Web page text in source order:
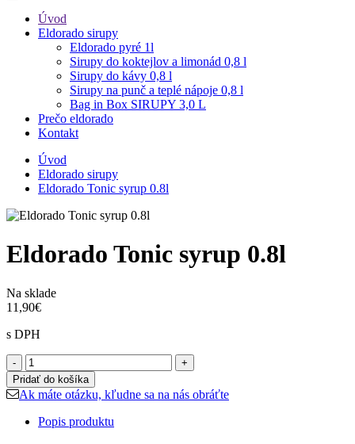
Úvod
Eldorado sirupy
Eldorado pyré 1l
Sirupy do koktejlov a limonád 0,8 l
Sirupy do kávy 0,8 l
Sirupy na punč a teplé nápoje 0,8 l
Bag in Box SIRUPY 3,0 L
Prečo eldorado
Kontakt
Úvod
Eldorado sirupy
Eldorado Tonic syrup 0.8l
Eldorado Tonic syrup 0.8l
Na sklade
11,90€
s DPH
Pridať do košíka
Ak máte otázku, kľudne sa na nás obráťte
Popis produktu